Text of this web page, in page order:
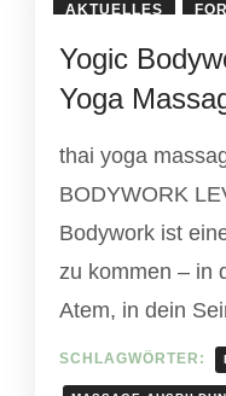
AKTUELLES
Yogic
Yoga
thai yoga
BODYWORK
Bodywork ist
zu kommen – in
Atem, in dein
SCHLAGWÖRTER: